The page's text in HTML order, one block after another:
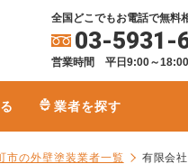
全国どこでもお電話で無料
03-5931-
営業時間 平日9:00～18:00
業者を探す
市の外壁塗装業者一覧 有限会